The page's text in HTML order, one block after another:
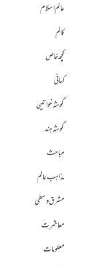
عالم اسلام
کالم
کچھ خاص
کہانی
گوشہ خواتین
گوشہ ہند
مباحث
مذاہب عالم
مشرق وسطی
معاشرت
معلومات